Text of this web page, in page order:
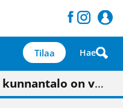
Tilaa Hae
parempana painojäljen laatuna lehdessä
on valoisa
uudelleen keskustavisiotyön”
kuin kaupungissa"